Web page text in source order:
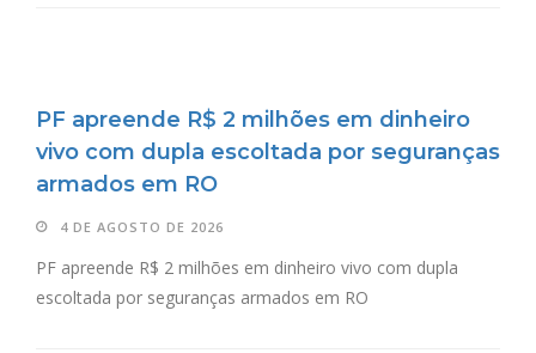
PF apreende R$ 2 milhões em dinheiro
vivo com dupla escoltada por seguranças
armados em RO
4 DE AGOSTO DE 2026
PF apreende R$ 2 milhões em dinheiro vivo com dupla
escoltada por seguranças armados em RO